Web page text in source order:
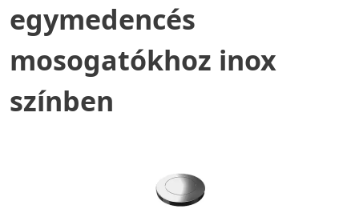
egymedencés
mosogatókhoz inox
színben